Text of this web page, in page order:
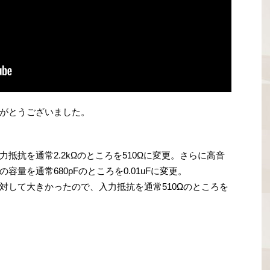
とうございました。
抵抗を通常2.2kΩのところを510Ωに変更。さらに高音
量を通常680pFのところを0.01uFに変更。
して大きかったので、入力抵抗を通常510Ωのところを